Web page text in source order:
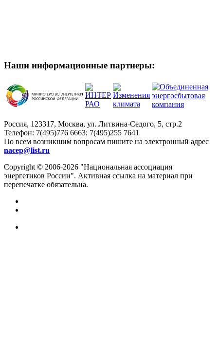
Наши информационные партнеры:
Россия, 123317, Москва, ул. Литвина-Седого, 5, стр.2
Телефон: 7(495)776 6663; 7(495)255 7641
По всем возникшим вопросам пишите на электронный адрес
nacep@list.ru
Copyright © 2006-2026 "Национальная ассоциация
энергетиков России". Активная ссылка на материал при
перепечатке обязательна.